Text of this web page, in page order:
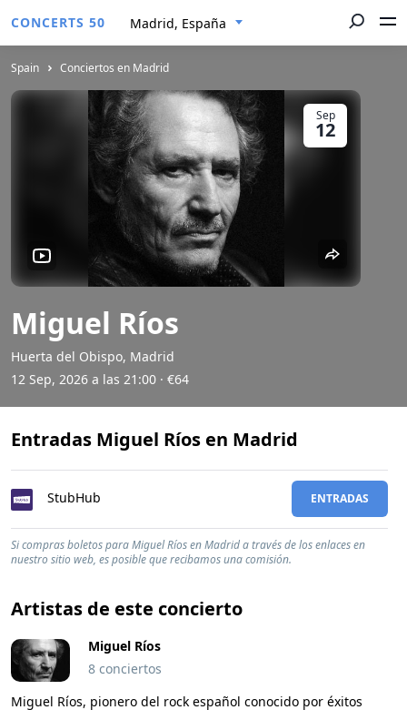
CONCERTS 50 Madrid, España
Spain Conciertos en Madrid
Miguel Ríos
12 Sep, 2026 a las 21:00 · €64
Huerta del Obispo, Madrid
Sep
12
Entradas Miguel Ríos en Madrid
StubHub ENTRADAS
Si compras boletos para Miguel Ríos en Madrid a través de los enlaces en
nuestro sitio web, es posible que recibamos una comisión.
Artistas de este concierto
Miguel Ríos
8 conciertos
Miguel Ríos, pionero del rock español conocido por éxitos